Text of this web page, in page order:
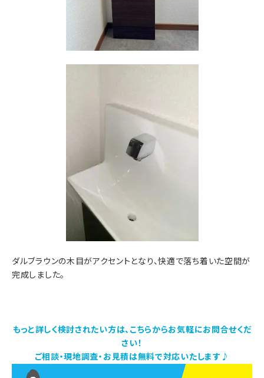
ダルブラウンの木目がアクセントとなり、快適で落ち着いた空間が
完成しました。
もっと詳しく検討されたい方は、こちらからお気軽にお問合せくだ
さい！
ご相談・現地調査・お見積は無料で対応いたします♪